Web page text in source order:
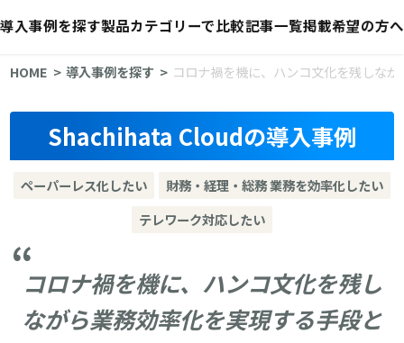
導入事例を探す製品カテゴリーで比較記事一覧掲載希望の方へ
HOME 導入事例を探す コロナ禍を機に、ハンコ文化を残しな
Shachihata Cloudの導入事例
ペーパーレス化したい
財務・経理・総務 業務を効率化したい
テレワーク対応したい
コロナ禍を機に、ハンコ文化を残し
ながら業務効率化を実現する手段と